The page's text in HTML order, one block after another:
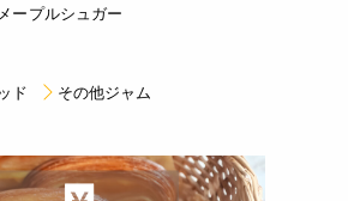
メープルシュガー
ド その他ジャム